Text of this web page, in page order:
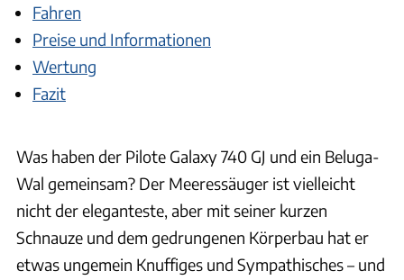
Fahren
Preise und Informationen
Wertung
Fazit
Was haben der Pilote Galaxy 740 GJ und ein Beluga-
Wal gemeinsam? Der Meeressäuger ist vielleicht
nicht der eleganteste, aber mit seiner kurzen
Schnauze und dem gedrungenen Körperbau hat er
etwas ungemein Knuffiges und Sympathisches – und